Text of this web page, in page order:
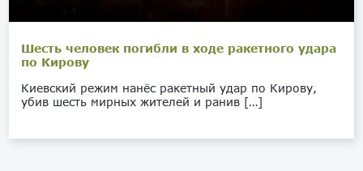
Шесть человек погибли в ходе ракетного удара
по Кирову
Киевский режим нанёс ракетный удар по Кирову,
убив шесть мирных жителей и ранив […]